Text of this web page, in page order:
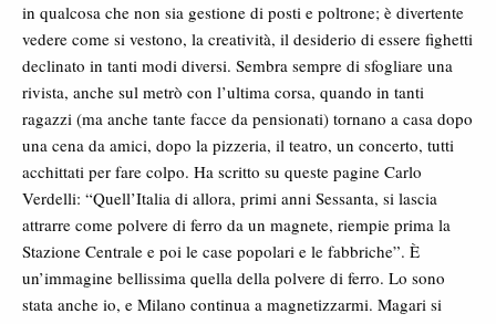
in qualcosa che non sia gestione di posti e poltrone; è divertente
vedere come si vestono, la creatività, il desiderio di essere fighetti
declinato in tanti modi diversi. Sembra sempre di sfogliare una
rivista, anche sul metrò con l’ultima corsa, quando in tanti
ragazzi (ma anche tante facce da pensionati) tornano a casa dopo
una cena da amici, dopo la pizzeria, il teatro, un concerto, tutti
acchittati per fare colpo. Ha scritto su queste pagine Carlo
Verdelli: “Quell’Italia di allora, primi anni Sessanta, si lascia
attrarre come polvere di ferro da un magnete, riempie prima la
Stazione Centrale e poi le case popolari e le fabbriche”. È
un’immagine bellissima quella della polvere di ferro. Lo sono
stata anche io, e Milano continua a magnetizzarmi. Magari si